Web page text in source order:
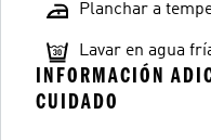
Planchar a
Lavar en agua
INFORMACIÓN
CUIDADO